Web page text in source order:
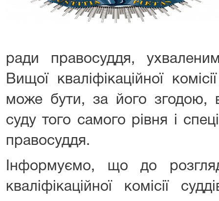
ради правосуддя,
Вищої кваліфікаційної
може бути, за його згодою,
суду того самого рівня і
правосуддя.
Інформуємо, що до
кваліфікаційної комісії